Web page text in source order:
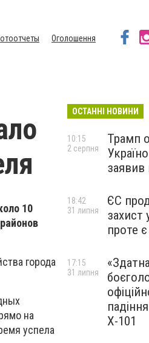
Оголошення
10
города
на
успела
ОСТАННІ НОВИНИ
Трамп
10:15
2 серпня
ЄС
захист
проте
18:42
31 липня
Х-101
17:15
31 липня